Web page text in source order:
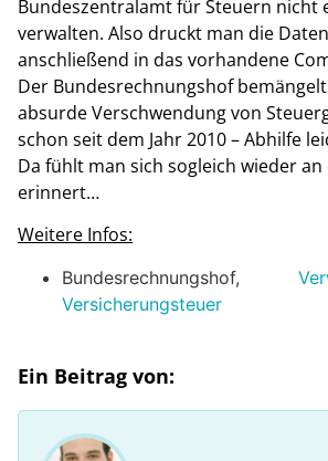
Bundeszentralamt für Steuern nicht
verwalten. Also druckt man die
anschließend in das vorhandene
Der Bundesrechnungshof
absurde Verschwendung von
schon seit dem Jahr 2010 – Abhilfe
Da fühlt man sich sogleich wieder an
erinnert…
Weitere Infos:
Bundesrechnungshof,
Versicherungsteuer
Ein Beitrag von: